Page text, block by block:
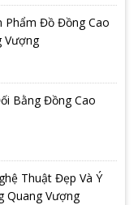
Phẩm Đồ Đồng Cao
Vượng
Bằng Đồng Cao
Thuật Đẹp Và Ý
Quang Vượng